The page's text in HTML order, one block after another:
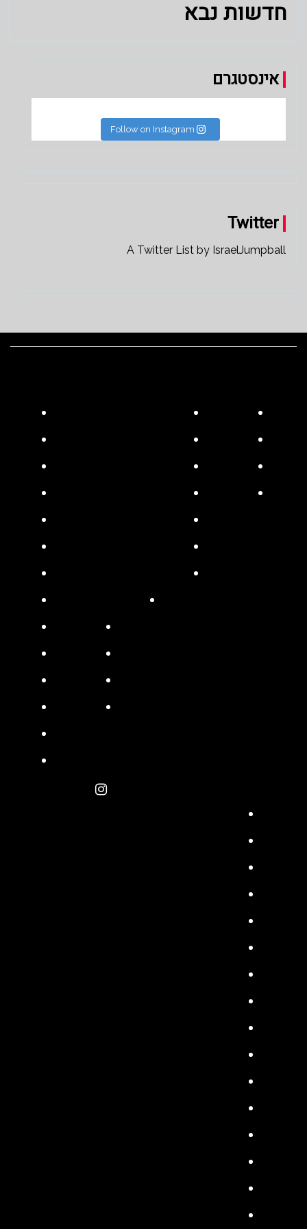
חדשות נבא
אינסטגרם
Follow on Instagram
Twitter
A Twitter List by IsraelJumpball